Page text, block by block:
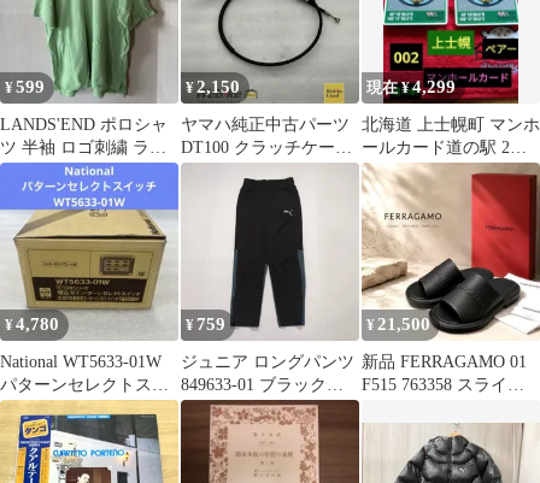
¥599
LANDS'END ポロシャ
ツ 半袖 ロゴ刺繍 ライ
トグリーン ゴルフ
¥2,150
ヤマハ純正中古パーツ
DT100 クラッチケーブ
ル 437-26335-01
RXBI22353
現在 ¥4,299
北海道 上士幌町 マンホ
ールカード道の駅 2枚
セット✨️002配布終了カ
ード✨️
¥4,780
National WT5633-01W
パターンセレクトスイ
ッチ
¥ 759
ジュニア ロングパンツ
849633-01 ブラック
140cm
¥ 21,500
新品 FERRAGAMO 01
F515 763358 スライド